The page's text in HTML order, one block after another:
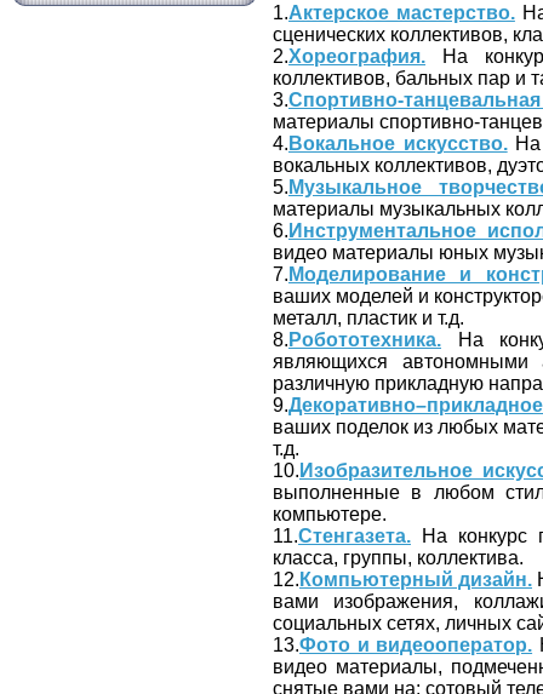
1.Актерское мастерство.На
сценических коллективов,
2.Хореография. На
коллективов, бальных пар и
3.Спортивно-
материалы спортивно-
4. Вокальное искусство.На
вокальных коллективов,
5. Музыкальное
материалы музыкальных
6. Инструментальное
видео материалы юных
7. Моделирование и
ваших моделей и
металл, пластик и т.д.
8. Робототехника. На
являющихся автономными
различную прикладную
9.
ваших поделок из любых
т.д.
10. Изобразительное
выполненные в любом
компьютере.
11.Стенгазета. На конкурс
класса, группы, коллектива.
12. Компьютерный дизайн.
вами изображения,
социальных сетях, личных
13.Фото и видеооператор.
видео материалы,
снятые вами на: сотовый